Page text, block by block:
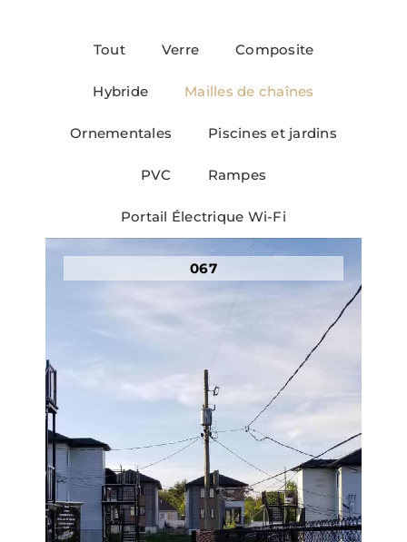
Tout Verre Composite
Hybride Mailles de chaînes
Ornementales Piscines et jardins
PVC Rampes
Portail Électrique Wi-Fi
067